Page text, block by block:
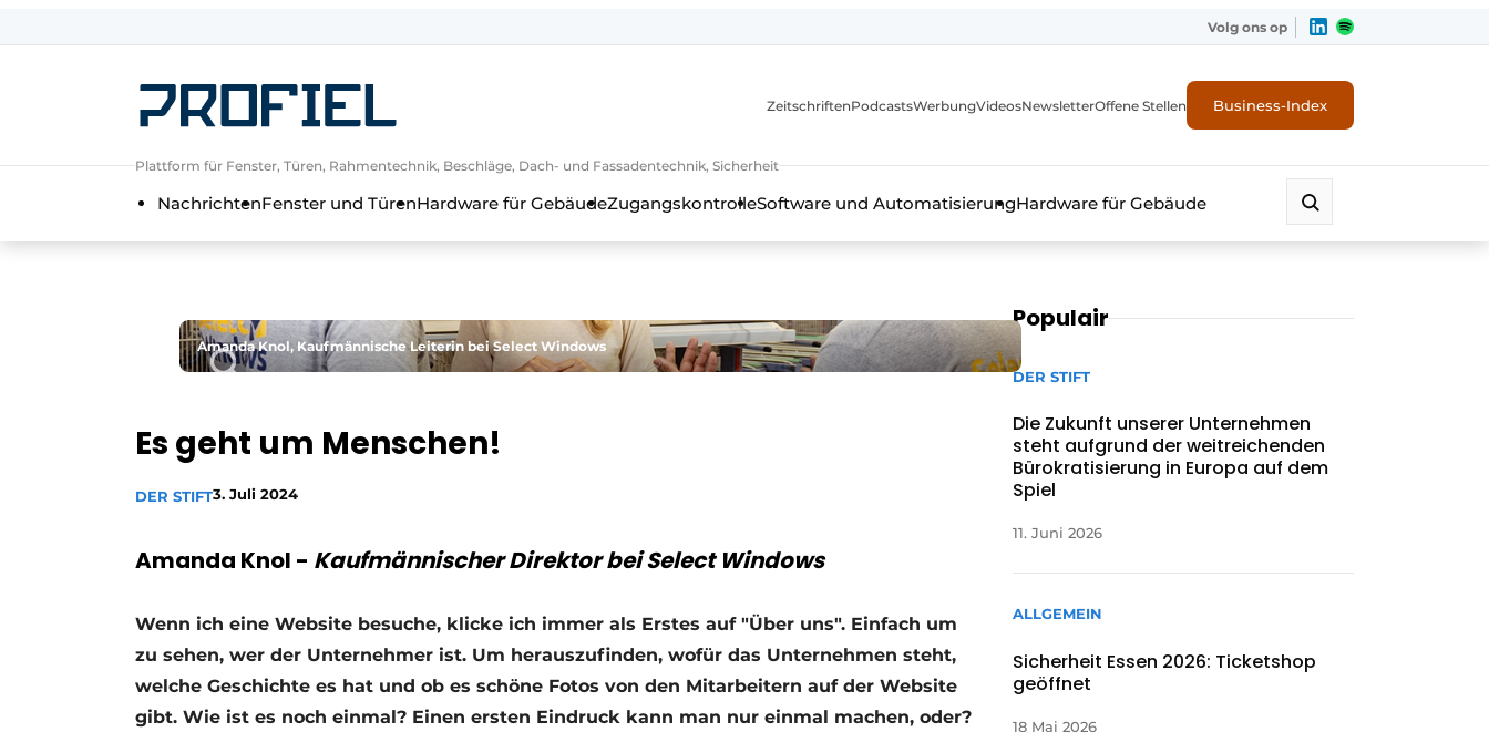
Allgemeine Bedingungen und Konditionen
Newsletter
Podcasts
Profil | Plattform für Fenster, Türen, Rahmentechnik, Beschläge, Dach- und Fassadentechnik, Sicherheit
Einladung zu einem Rundtischgespräch - 20 Jahre Profil
Offene Stellen
Werben
Volg ons op
Plattform für Fenster, Türen, Rahmentechnik, Beschläge, Dach- und Fassadentechnik, Sicherheit
ZeitschriftenPodcastsWerbungVideosNewsletterOffene Stellen Business-Index
NachrichtenFenster und TürenHardware für GebäudeZugangskontrolleSoftware und AutomatisierungHardware für Gebäude
Amanda Knol, Kaufmännische Leiterin bei Select Windows
Es geht um Menschen!
DER STIFT3. Juli 2024
Amanda Knol - Kaufmännischer Direktor bei Select Windows
Wenn ich eine Website besuche, klicke ich immer als Erstes auf "Über uns". Einfach um
zu sehen, wer der Unternehmer ist. Um herauszufinden, wofür das Unternehmen steht,
welche Geschichte es hat und ob es schöne Fotos von den Mitarbeitern auf der Website
gibt. Wie ist es noch einmal? Einen ersten Eindruck kann man nur einmal machen, oder?
Populair
DER STIFT
Die Zukunft unserer Unternehmen
steht aufgrund der weitreichenden
Bürokratisierung in Europa auf dem
Spiel
11. Juni 2026
ALLGEMEIN
Sicherheit Essen 2026: Ticketshop
geöffnet
18 Mai 2026